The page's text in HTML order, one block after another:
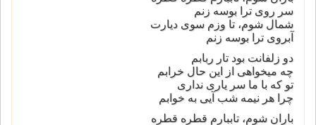
سر روی ترا بوسه زنم
شمال شوم، تا وزم سوی دیارت
آبروی ترا بوسه زنم
دو زلفانت بود تار ربابم
چه میخواهی از این حال خرابم
تو که با ما سر یاری نداری
چرا هر نیمه شب آیی به خوابم
باران شوم، تاببارم قطره قطره